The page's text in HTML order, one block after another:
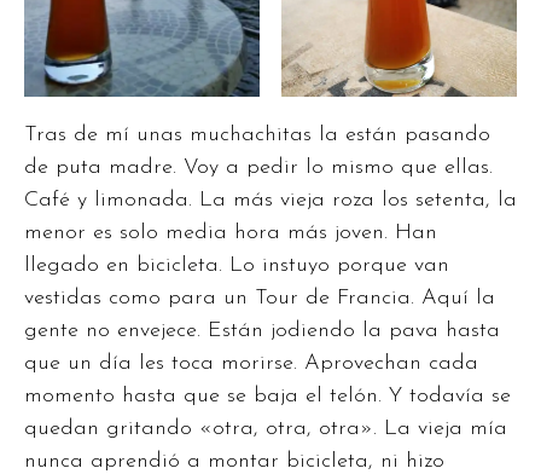
Tras de mí unas muchachitas la están pasando
de puta madre. Voy a pedir lo mismo que ellas.
Café y limonada. La más vieja roza los setenta, la
menor es solo media hora más joven. Han
llegado en bicicleta. Lo instuyo porque van
vestidas como para un Tour de Francia. Aquí la
gente no envejece. Están jodiendo la pava hasta
que un día les toca morirse. Aprovechan cada
momento hasta que se baja el telón. Y todavía se
quedan gritando «otra, otra, otra». La vieja mía
nunca aprendió a montar bicicleta, ni hizo